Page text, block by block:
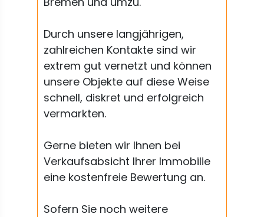
Durch unsere langjährigen,
zahlreichen Kontakte sind wir
extrem gut vernetzt und können
unsere Objekte auf diese Weise
schnell, diskret und erfolgreich
vermarkten.
Gerne bieten wir Ihnen bei
Verkaufsabsicht Ihrer Immobilie
eine kostenfreie Bewertung an.
Sofern Sie noch weitere